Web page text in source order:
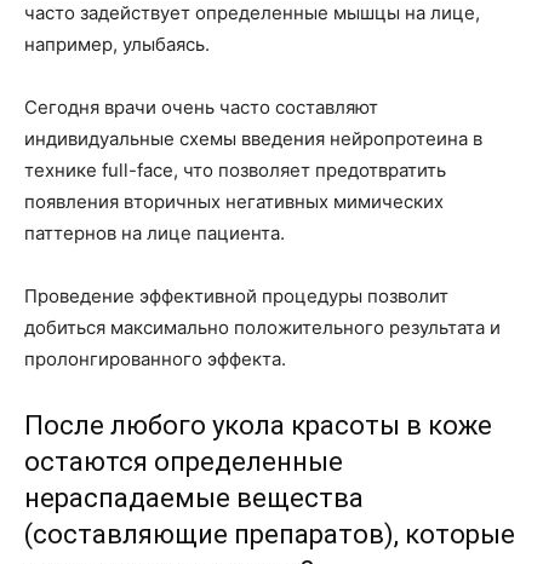
часто задействует определенные мышцы на лице,
например, улыбаясь.
Сегодня врачи очень часто составляют
индивидуальные схемы введения нейропротеина в
технике full-face, что позволяет предотвратить
появления вторичных негативных мимических
паттернов на лице пациента.
Проведение эффективной процедуры позволит
добиться максимально положительного результата и
пролонгированного эффекта.
После любого укола красоты в коже
остаются определенные
нераспадаемые вещества
(составляющие препаратов), которые